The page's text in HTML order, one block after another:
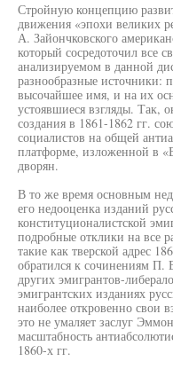
Стройную концепцию
движения «эпохи великих
А. Зайончковского
который сосредоточил все
анализируемом в данной
разнообразные источники:
высочайшее имя, и на их
устоявшиеся взгляды. Так,
создания в 1861-1862 гг.
социалистов на общей
платформе, изложенной в
дворян.
В то же время основным
его недооценка изданий
конституционалистской
подробные отклики на все
такие как тверской адрес
обратился к сочинениям П.
других эмигрантов-
эмигрантских изданиях
наиболее откровенно свои
это не умаляет заслуг
масштабность
1860-х гг.